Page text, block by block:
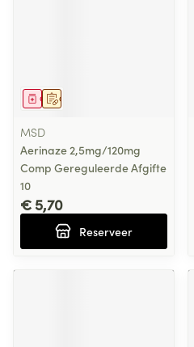
Op voorschrift
Geneesmiddel
MSD
Aerinaze 2,5mg/120mg
Comp Gereguleerde Afgifte
10
€ 5,70
Reserveer